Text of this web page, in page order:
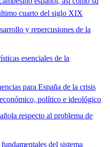
cuarto del siglo XIX
y repercusiones de la
esenciales de la
para España de la crisis
político e ideológico
respecto al problema de
del sistema